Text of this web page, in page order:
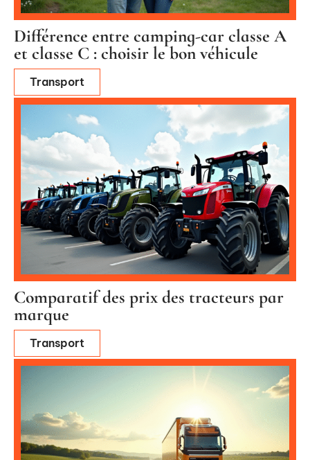
Différence entre camping-car classe A
et classe C : choisir le bon véhicule
Transport
Comparatif des prix des tracteurs par
marque
Transport